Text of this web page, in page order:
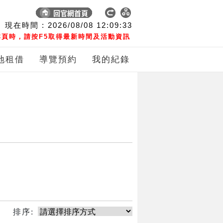
現在時間 : 2026/08/08 12:09:33
時，請按F5取得最新時間及活動資訊
租借 導覽預約 我的紀錄
排序: